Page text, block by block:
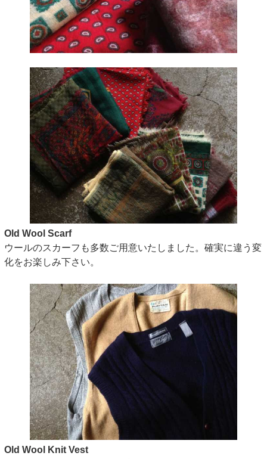
Old Wool Scarf
ウールのスカーフも多数ご用意いたしました。確実に違う変
化をお楽しみ下さい。
Old Wool Knit Vest